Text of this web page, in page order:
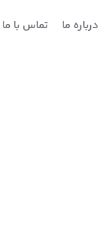
درباره ما تماس با ما